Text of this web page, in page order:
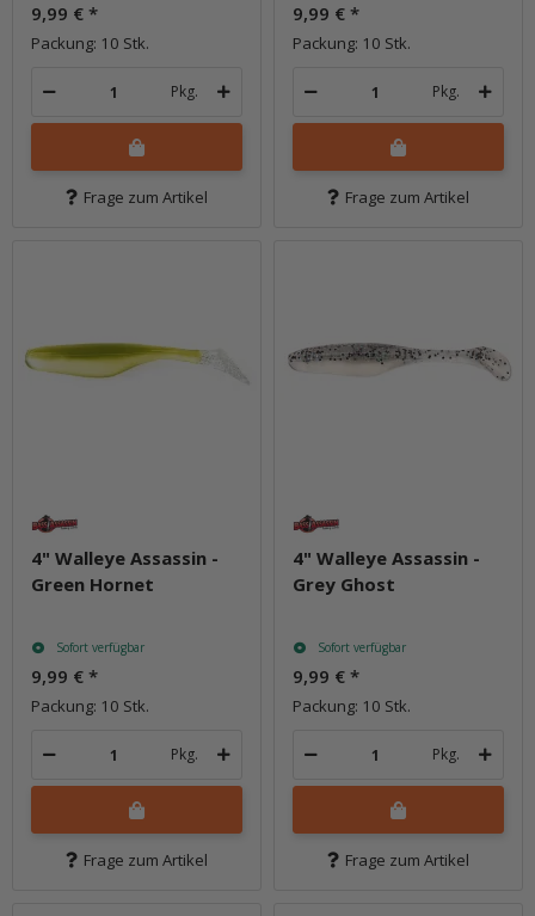
9,99 € *
Packung: 10 Stk.
Pkg.
Frage zum Artikel
9,99 € *
Packung: 10 Stk.
Pkg.
Frage zum Artikel
4" Walleye Assassin -
Green Hornet
Sofort verfügbar
9,99 € *
Packung: 10 Stk.
Pkg.
Frage zum Artikel
4" Walleye Assassin -
Grey Ghost
Sofort verfügbar
9,99 € *
Packung: 10 Stk.
Pkg.
Frage zum Artikel